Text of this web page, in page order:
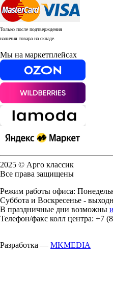
Только после подтверждения
наличия товара на складе.
Мы на маркетплейсах
2025 © Арго классик
Все права защищены
Режим работы офиса:
Суббота и Воскресенье -
В праздничные дни возможны
Телефон/факс колл центра: +7
Разработка — MKMEDIA